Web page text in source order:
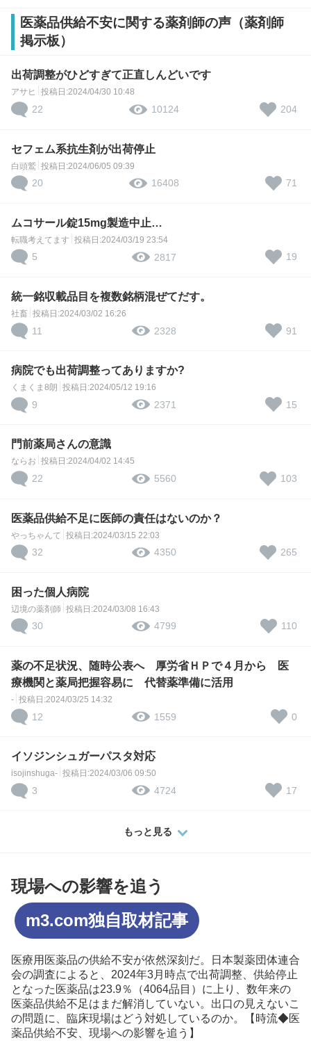
医薬品供給不安に関する薬剤師の声（薬剤師
掲示板）
出荷調整がひどすぎて正直しんどいです
アサヒ 投稿日:2024/04/30 10:48
22 10124 204
セフェム系抗生剤が出荷停止
白頭鷲 投稿日:2024/06/05 09:39
20 16408 71
ムコサール錠15mg製造中止…
転職考えてます 投稿日:2024/03/19 23:54
5 2817 19
統一銘収載品目を複数銘柄混ぜてだす。
社畜 投稿日:2024/03/02 16:26
11 2328 91
病院でも出荷調整ってありますか?
くまくま8朗 投稿日:2024/05/12 19:16
9 2371 15
門前薬局さんの意識
ならお 投稿日:2024/04/02 14:45
22 5560 103
医薬品供給不足に医師の責任はないのか？
やっちゃんて 投稿日:2024/03/15 22:03
32 4350 265
困った個人病院
辺境の薬剤師 投稿日:2024/03/08 16:43
30 4799 110
薬の不足状況、随時公表へ 厚労省ＨＰで４月から 医
療機関と薬局把握容易に 代替薬準備に活用
- 投稿日:2024/03/25 14:32
12 1559 0
イソジンシュガーパスタ対応
isojinshuga- 投稿日:2024/03/06 09:50
3 4724 17
もっと見る
現場への影響を追う
m3.com独自取材記事
医療用医薬品の供給不安が依然深刻だ。日本製薬団体連合
会の調査によると、2024年3月時点で出荷調整、供給停止
となった医薬品は23.9％（4064品目）に上り、数年来の
医薬品供給不足はまだ解消していない。出口の見えないこ
の問題に、臨床現場はどう対処しているのか。【時流◆医
薬品供給不安、現場への影響を追う】